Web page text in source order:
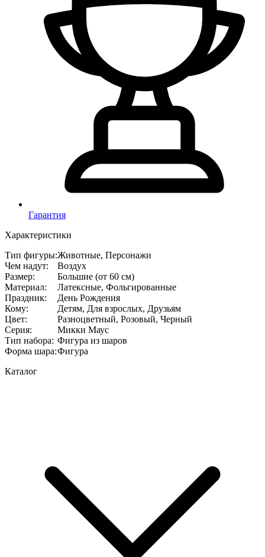
Гарантия
Характеристики
Тип фигуры:Животные, Персонажи
Чем надут:
Воздух
Размер:
Большие (от 60 см)
Материал:
Латексные, Фольгированные
Праздник:
День Рождения
Кому:
Детям, Для взрослых, Друзьям
Цвет:
Разноцветный, Розовый, Черный
Серия:
Микки Маус
Тип набора: Фигура из шаров
Форма шара:Фигура
Каталог